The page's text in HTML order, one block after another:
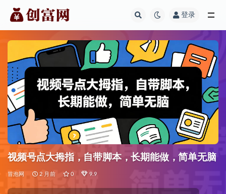
登录
视频号点大拇指，自带脚本，长期能做，简单无脑
冒泡网 2 月前 0 9.9